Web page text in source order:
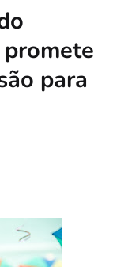
para